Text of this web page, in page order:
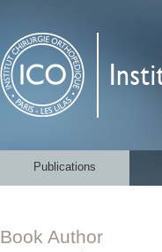
Publications
Book Author